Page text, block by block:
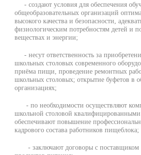
- создают условия для обеспечения
общеобразовательных организаций
высокого качества и безопасности,
физиологическим потребностям детей и
веществах и энергии;
- несут ответственность за
школьных столовых современного
приёма пищи, проведение ремонтных
школьных столовых; открытие буфетов в
организациях;
- по необходимости осуществляют
школьной столовой квалифицированными
обеспечивают повышение
кадрового состава работников пищеблока;
- заключают договоры с поставщиком